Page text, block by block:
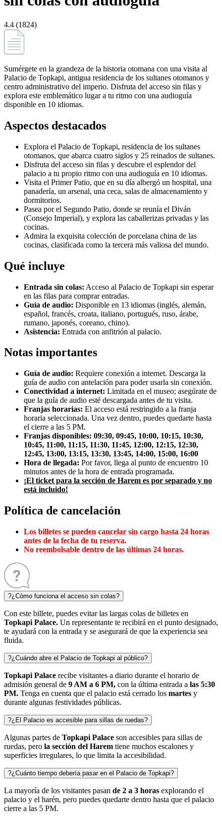
4.4 (1824)
Sumérgete en la grandeza de la historia otomana con una visita al
Palacio de Topkapi, antigua residencia de los sultanes otomanos y
centro administrativo del imperio. Disfruta del acceso sin filas y
explora este emblemático lugar a tu ritmo con una audioguía
disponible en 10 idiomas.
Aspectos destacados
Explora el Palacio de Topkapi, residencia de los sultanes
otomanos, que abarca cuatro siglos y 25 reinados de sultanes.
Disfruta del acceso sin filas y descubre el esplendor del
palacio a tu propio ritmo con una audioguía en 10 idiomas.
Visita el Primer Patio, que en su día albergó un hospital, una
panadería, un arsenal, una ceca, salas de almacenamiento y
dormitorios.
Pasea por el Segundo Patio, donde se reunía el Diván
(Consejo Imperial), y explora las caballerizas privadas y las
cocinas.
Admira la exquisita colección de porcelana china de las
cocinas, clasificada como la tercera más valiosa del mundo.
Qué incluye
Entrada sin colas: Acceso al Palacio de Topkapi sin esperar
en las filas para comprar entradas.
Guía de audio: Disponible en 13 idiomas (inglés, alemán,
español, francés, croata, italiano, portugués, ruso, árabe,
rumano, japonés, coreano, chino).
Asistencia: Entrada con anfitrión al palacio.
Notas importantes
Guía de audio: Requiere conexión a internet. Descarga la
guía de audio con antelación para poder usarla sin conexión.
Conectividad a internet: Limitada en el museo; asegúrate de
que la guía de audio esté descargada antes de tu visita.
Franjas horarias: El acceso está restringido a la franja
horaria seleccionada. Una vez dentro, puedes quedarte hasta
el cierre a las 5 PM.
Franjas disponibles: 09:30, 09:45, 10:00, 10:15, 10:30,
10:45, 11:00, 11:15, 11:30, 11:45, 12:00, 12:15, 12:30,
12:45, 13:00, 13:15, 13:30, 13:45, 14:00, 15:00, 16:00
Hora de llegada: Por favor, llega al punto de encuentro 10
minutos antes de la hora de entrada programada.
¡El ticket para la sección de Harem es por separado y no
está incluido!
Política de cancelación
Los billetes se pueden cancelar sin cargo hasta 24 horas
antes de la fecha de tu reserva.
No reembolsable dentro de las últimas 24 horas.
?¿Cómo funciona el acceso sin colas?
Con este billete, puedes evitar las largas colas de billetes en
Topkapi Palace. Un representante te recibirá en el punto designado,
te ayudará con la entrada y se asegurará de que la experiencia sea
fluida.
?¿Cuándo abre el Palacio de Topkapi al público?
Topkapi Palace recibe visitantes a diario durante el horario de
admisión general de 9 AM a 6 PM, con la última entrada a las 5:30
PM. Tenga en cuenta que el palacio está cerrado los martes y
durante algunas festividades públicas.
?¿El Palacio es accesible para sillas de ruedas?
Algunas partes de Topkapi Palace son accesibles para sillas de
ruedas, pero la sección del Harem tiene muchos escalones y
superficies irregulares, lo que limita la accesibilidad.
?¿Cuánto tiempo debería pasar en el Palacio de Topkapi?
La mayoría de los visitantes pasan de 2 a 3 horas explorando el
palacio y el harén, pero puedes quedarte dentro hasta que el palacio
cierre a las 5 PM.